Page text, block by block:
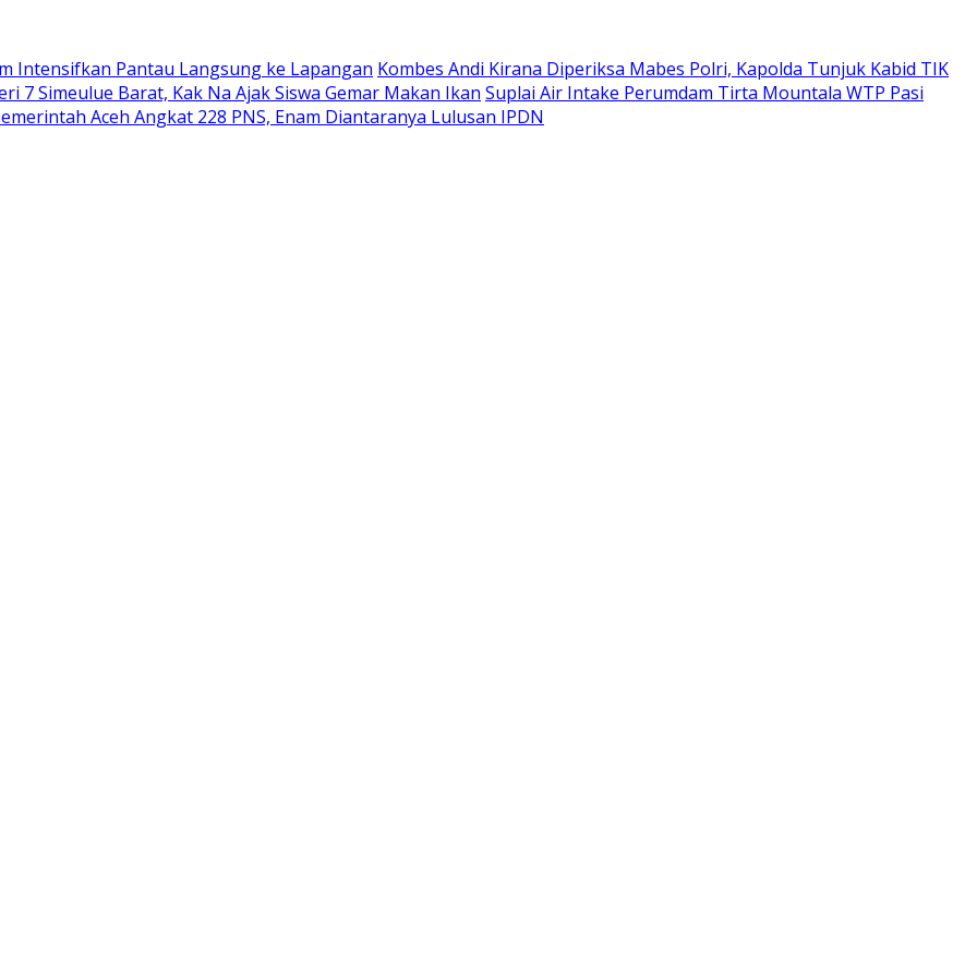
Intensifkan Pantau Langsung ke Lapangan Kombes Andi Kirana Diperiksa Mabes Polri, Kapolda Tunjuk Kabid TIK
7 Simeulue Barat, Kak Na Ajak Siswa Gemar Makan Ikan Suplai Air Intake Perumdam Tirta Mountala WTP Pasi
Aceh Angkat 228 PNS, Enam Diantaranya Lulusan IPDN